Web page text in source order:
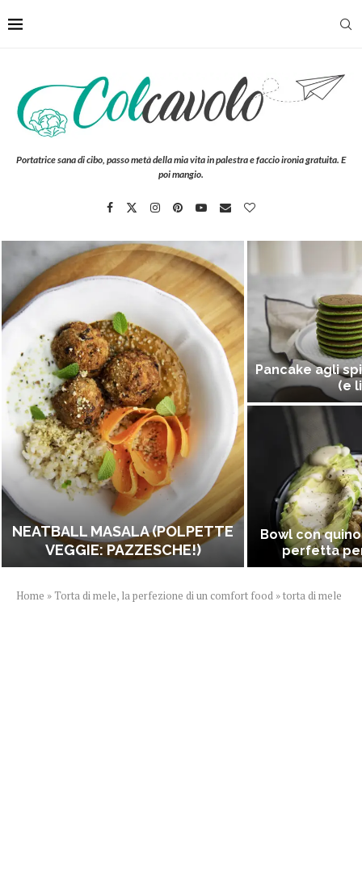
Portatrice sana di cibo, passo metà della mia vita in palestra e faccio ironia gratuita. E
poi mangio.
NEATBALL MASALA (POLPETTE
VEGGIE: PAZZESCHE!)
Pancake agli
(e
Bowl con
perfetta
Home »Torta di mele, la perfezione di un comfort food »torta di mele